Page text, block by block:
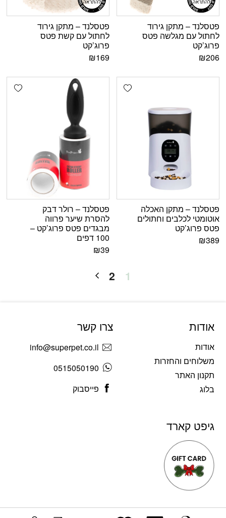
פטסלנד – מתקן גירוד
לחתול עם מגלשה פטס
פרוג’קט
₪206
פטסלנד – מתקן גירוד
לחתול עם קשת פטס
פרוג’קט
₪169
Add wishlist
פטסלנד – מתקן האכלה
אוטומטי לכלבים וחתולים
פטס פרוג’קט
₪389
פטסלנד – רולר דבק
להסרת שיער פרווה
מבגדים פטס פרוג’קט –
100 דפים
₪39
1
2
אודות
אודות
משלוחים והחזרות
תקנון האתר
בלוג
צרו קשר
info@superpet.co.il
0515050190
פייסבוק
גיפט קארד